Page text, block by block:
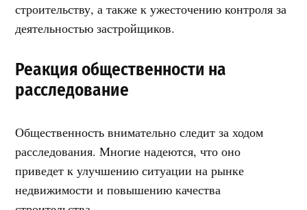
строительству, а также к ужесточению контроля за
деятельностью застройщиков.
Реакция общественности на
расследование
Общественность внимательно следит за ходом
расследования. Многие надеются, что оно
приведет к улучшению ситуации на рынке
недвижимости и повышению качества